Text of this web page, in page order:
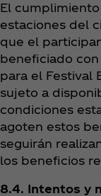
El
estaciones del
que el
beneficiado
para el Festival
sujeto a
condiciones
agoten estos
seguirán
los beneficios
8.4. Intentos y